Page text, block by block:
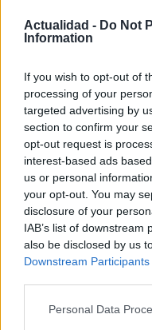
Actualidad - Do Not
Information
If you wish to opt-out of
processing of your
targeted advertising by
section to confirm your
opt-out request is
interest-based ads
us or personal
your opt-out. You may
disclosure of your
IAB’s list of
also be disclosed by us
Downstream Participants
Please note that this
Personal Data
en España
Los coches chinos están
AUTOMOVIL
Compra tu
Heycar